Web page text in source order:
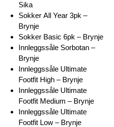
Sika
Sokker All Year 3pk –
Brynje
Sokker Basic 6pk – Brynje
Innleggssåle Sorbotan –
Brynje
Innleggssåle Ultimate
Footfit High – Brynje
Innleggssåle Ultimate
Footfit Medium – Brynje
Innleggssåle Ultimate
Footfit Low – Brynje